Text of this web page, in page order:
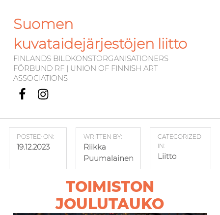
Suomen
kuvataidejärjestöjen liitto
FINLANDS BILDKONSTORGANISATIONERS
FÖRBUND RF | UNION OF FINNISH ART
ASSOCIATIONS
Facebook
Instagram
POSTED ON:
19.12.2023
WRITTEN BY:
Riikka
Puumalainen
CATEGORIZED
IN:
Liitto
TOIMISTON
JOULUTAUKO